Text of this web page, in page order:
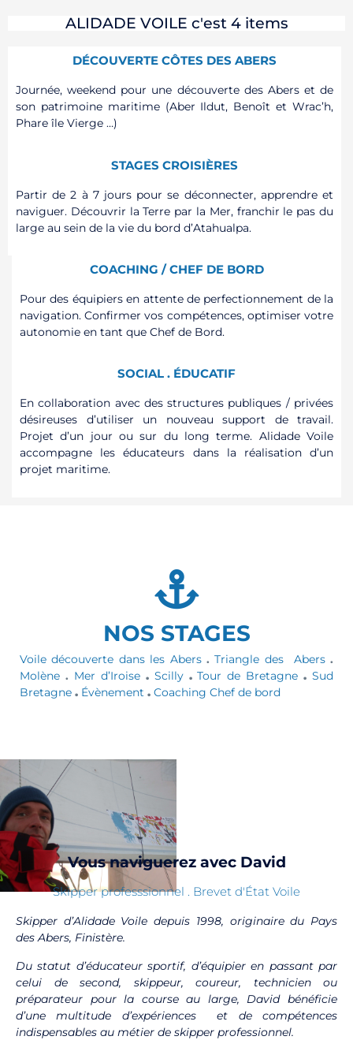
ALIDADE VOILE c'est 4 items
DÉCOUVERTE CÔTES DES ABERS
Journée, weekend pour une découverte des Abers et de
son patrimoine maritime (Aber Ildut, Benoît et Wrac’h,
Phare île Vierge …)
STAGES CROISIÈRES
Partir de 2 à 7 jours pour se déconnecter, apprendre et
naviguer. Découvrir la Terre par la Mer, franchir le pas du
large au sein de la vie du bord d’Atahualpa.
COACHING / CHEF DE BORD
Pour des équipiers en attente de perfectionnement de la
navigation. Confirmer vos compétences, optimiser votre
autonomie en tant que Chef de Bord.
SOCIAL . ÉDUCATIF
En collaboration avec des structures publiques / privées
désireuses d’utiliser un nouveau support de travail.
Projet d’un jour ou sur du long terme. Alidade Voile
accompagne les éducateurs dans la réalisation d’un
projet maritime.
NOS STAGES
Voile découverte dans les Abers.Triangle des Abers.
Molène . Mer d’Iroise. Scilly.Tour de Bretagne .Sud
Bretagne . Évènement . Coaching Chef de bord
Vous naviguerez avec David
Skipper professsionnel . Brevet d'État Voile
Skipper d’Alidade Voile depuis 1998, originaire du Pays
des Abers, Finistère.
Du statut d’éducateur sportif, d’équipier en passant par
celui de second, skippeur, coureur, technicien ou
préparateur pour la course au large, David bénéficie
d’une multitude d’expériences et de compétences
indispensables au métier de skipper professionnel.